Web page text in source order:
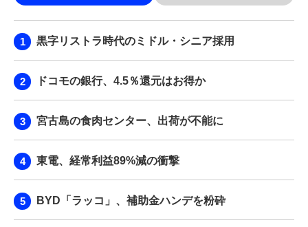
黒字リストラ時代のミドル・シニア採用
ドコモの銀行、4.5％還元はお得か
宮古島の食肉センター、出荷が不能に
東電、経常利益89%減の衝撃
BYD「ラッコ」、補助金ハンデを粉砕